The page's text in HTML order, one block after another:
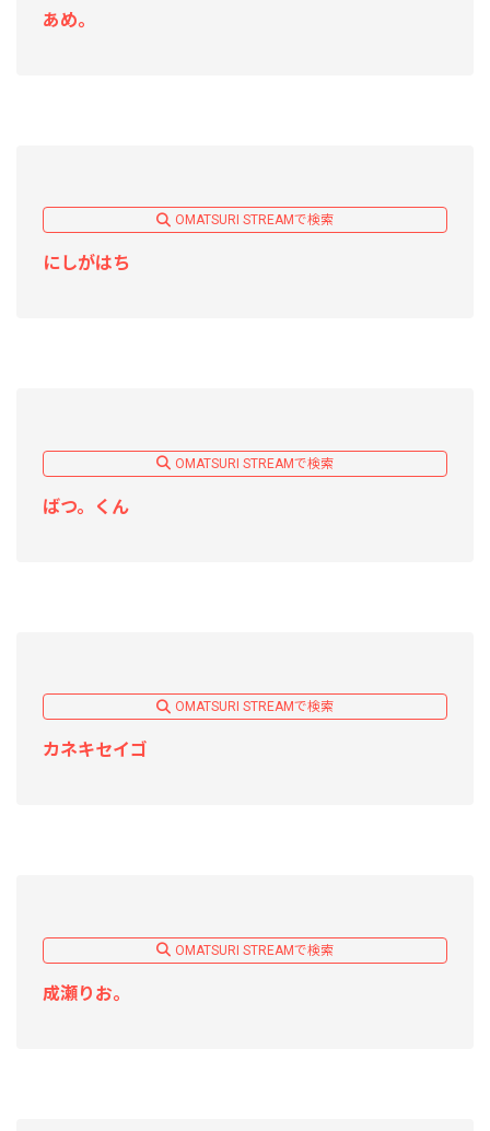
あめ。
OMATSURI STREAMで検索
にしがはち
OMATSURI STREAMで検索
ばつ。くん
OMATSURI STREAMで検索
カネキセイゴ
OMATSURI STREAMで検索
成瀬りお。